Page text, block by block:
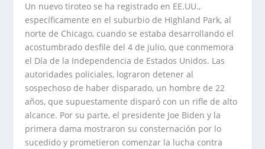
Un nuevo tiroteo se ha registrado en EE.UU.,
específicamente en el suburbio de Highland Park, al
norte de Chicago, cuando se estaba desarrollando el
acostumbrado desfile del 4 de julio, que conmemora
el Día de la Independencia de Estados Unidos. Las
autoridades policiales, lograron detener al
sospechoso de haber disparado, un hombre de 22
años, que supuestamente disparó con un rifle de alto
alcance. Por su parte, el presidente Joe Biden y la
primera dama mostraron su consternación por lo
sucedido y prometieron comenzar la lucha contra